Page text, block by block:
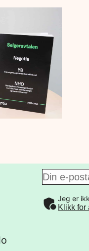
E
-
Jeg er
Klikk for